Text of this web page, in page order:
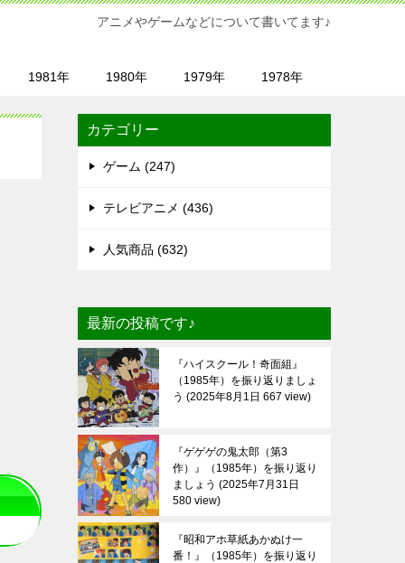
アニメやゲームなどについて書いてます♪
1981年 1980年 1979年 1978年
カテゴリー
ゲーム (247)
テレビアニメ (436)
人気商品 (632)
最新の投稿です♪
『ハイスクール！奇面組』
（1985年）を振り返りましょ
う
2025年8月1日 667 view
『ゲゲゲの鬼太郎（第3
作）』（1985年）を振り返り
ましょう
2025年7月31日
580 view
『昭和アホ草紙あかぬけ一
番！』（1985年）を振り返り